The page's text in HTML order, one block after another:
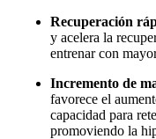
Recuperación
y acelera la
entrenar con
Incremento de
favorece el
capacidad para
promoviendo la